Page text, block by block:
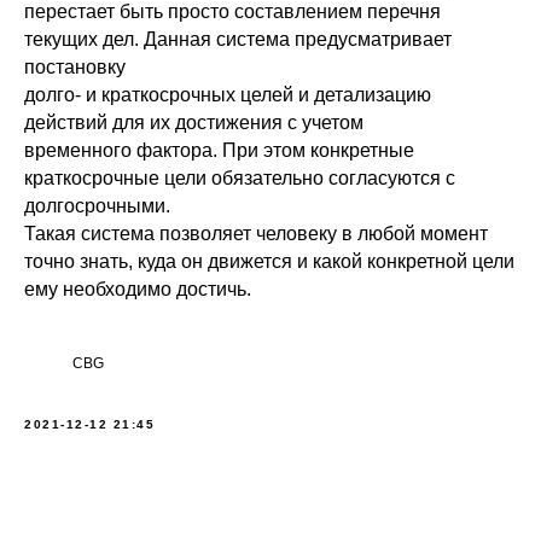
перестает быть просто составлением перечня
текущих дел. Данная система предусматривает
постановку
долго- и краткосрочных целей и детализацию
действий для их достижения с учетом
временного фактора. При этом конкретные
краткосрочные цели обязательно согласуются с
долгосрочными.
Такая система позволяет человеку в любой момент
точно знать, куда он движется и какой конкретной цели
ему необходимо достичь.
CBG
2021-12-12 21:45